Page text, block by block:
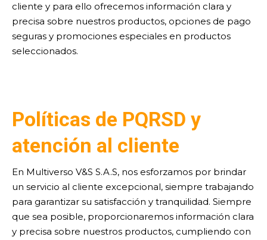
cliente y para ello ofrecemos información clara y
precisa sobre nuestros productos, opciones de pago
seguras y promociones especiales en productos
seleccionados.
Políticas de PQRSD y
atención al cliente
En Multiverso V&S S.A.S, nos esforzamos por brindar
un servicio al cliente excepcional, siempre trabajando
para garantizar su satisfacción y tranquilidad. Siempre
que sea posible, proporcionaremos información clara
y precisa sobre nuestros productos, cumpliendo con